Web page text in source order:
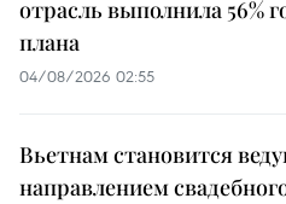
отрасль выполнила 56%
плана
04/08/2026 02:55
Вьетнам становится
направлением